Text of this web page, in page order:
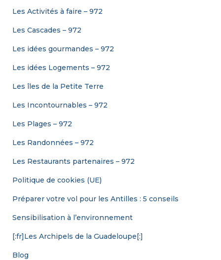
Les Activités à faire – 972
Les Cascades – 972
Les idées gourmandes – 972
Les idées Logements – 972
Les îles de la Petite Terre
Les Incontournables – 972
Les Plages – 972
Les Randonnées – 972
Les Restaurants partenaires – 972
Politique de cookies (UE)
Préparer votre vol pour les Antilles : 5 conseils
Sensibilisation à l’environnement
[:fr]Les Archipels de la Guadeloupe[:]
Blog